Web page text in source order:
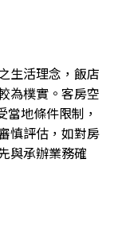
生活理念，飯店
為樸實。客房空
地條件限制，
慎評估，如對房
與承辦業務確